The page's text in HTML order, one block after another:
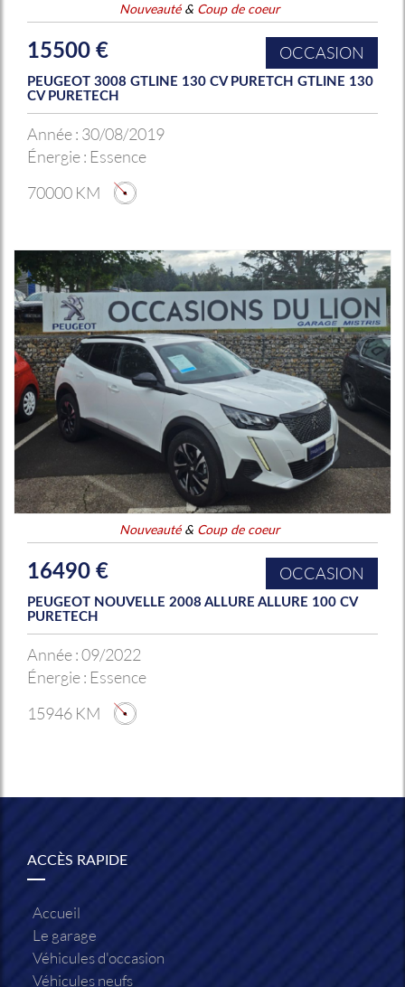
Nouveauté& Coup de coeur
15500 € OCCASION
PEUGEOT 3008 GTLINE 130 CV PURETCH GTLINE 130
CV PURETECH
Année : 30/08/2019
Énergie : Essence
70000 KM
Nouveauté& Coup de coeur
16490 € OCCASION
PEUGEOT NOUVELLE 2008 ALLURE ALLURE 100 CV
PURETECH
Année :09/2022
Énergie : Essence
15946 KM
ACCÈS RAPIDE
Accueil
Le garage
Véhicules d'occasion
Véhicules neufs